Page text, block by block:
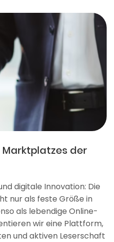
Marktplatzes der
digitale Innovation: Die
nur als feste Größe in
als lebendige Online-
wir eine Plattform,
und aktiven Leserschaft